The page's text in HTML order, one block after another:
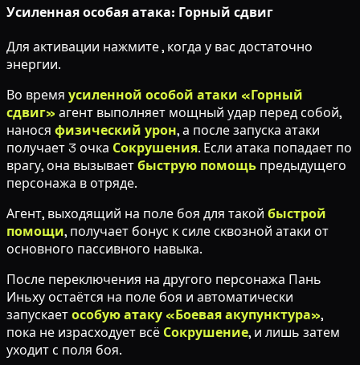
Усиленная особая атака: Горный сдвиг
Для активации нажмите, когда у вас достаточно
энергии.
Во время усиленной особой атаки «Горный
сдвиг» агент выполняет мощный удар перед собой,
нанося физический урон, а после запуска атаки
получает 3 очка Сокрушения. Если атака попадает по
врагу, она вызываетбыструю помощь предыдущего
персонажа в отряде.
Агент, выходящий на поле боя для такой быстрой
помощи, получает бонус к силе сквозной атаки от
основного пассивного навыка.
После переключения на другого персонажа Пань
Иньху остаётся на поле боя и автоматически
запускаетособую атаку «Боевая акупунктура»,
пока не израсходует всё Сокрушение, и лишь затем
уходит с поля боя.